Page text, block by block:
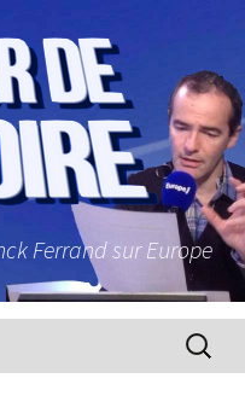
Ferrand sur Europe